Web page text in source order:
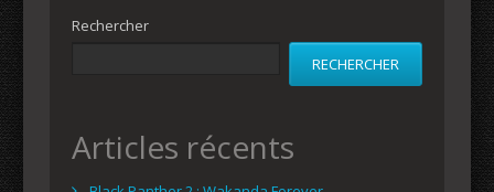
Rechercher
RECHERCHER
Articles récents